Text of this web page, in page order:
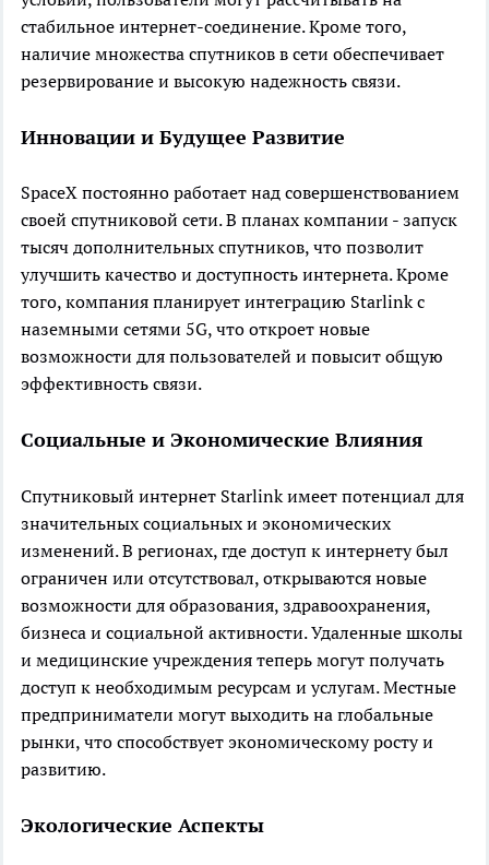
стабильное интернет-соединение. Кроме того,
наличие множества спутников в сети обеспечивает
резервирование и высокую надежность связи.
Инновации и Будущее Развитие
SpaceX постоянно работает над совершенствованием
своей спутниковой сети. В планах компании - запуск
тысяч дополнительных спутников, что позволит
улучшить качество и доступность интернета. Кроме
того, компания планирует интеграцию Starlink с
наземными сетями 5G, что откроет новые
возможности для пользователей и повысит общую
эффективность связи.
Социальные и Экономические Влияния
Спутниковый интернет Starlink имеет потенциал для
значительных социальных и экономических
изменений. В регионах, где доступ к интернету был
ограничен или отсутствовал, открываются новые
возможности для образования, здравоохранения,
бизнеса и социальной активности. Удаленные школы
и медицинские учреждения теперь могут получать
доступ к необходимым ресурсам и услугам. Местные
предприниматели могут выходить на глобальные
рынки, что способствует экономическому росту и
развитию.
Экологические Аспекты